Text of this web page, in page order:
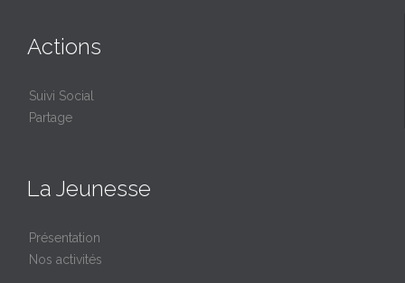
Actions
Suivi Social
Partage
La Jeunesse
Présentation
Nos activités